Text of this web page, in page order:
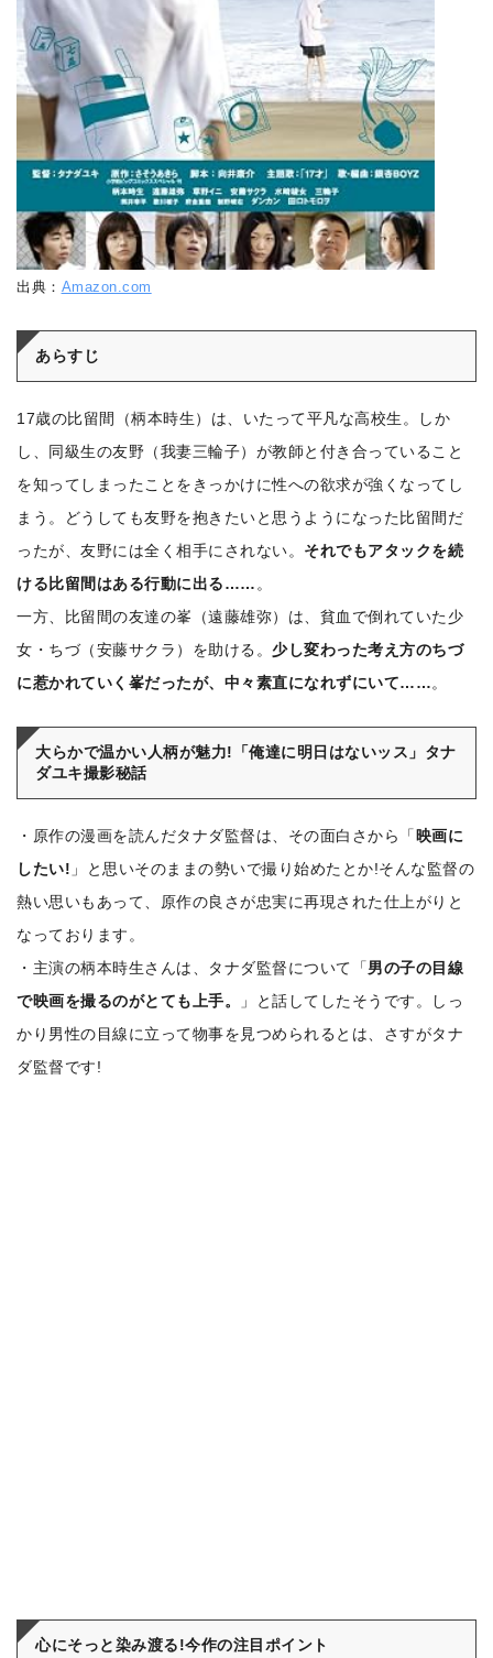
出典： Amazon.com
あらすじ
17歳の比留間（柄本時生）は、いたって平凡な高校生。しか
し、同級生の友野（我妻三輪子）が教師と付き合っていること
を知ってしまったことをきっかけに性への欲求が強くなってし
まう。どうしても友野を抱きたいと思うようになった比留間だ
ったが、友野には全く相手にされない。 それでもアタックを続
ける比留間はある行動に出る…… 。
一方、比留間の友達の峯（遠藤雄弥）は、貧血で倒れていた少
女・ちづ（安藤サクラ）を助ける。少し変わった考え方のちづ
に惹かれていく峯だったが、中々素直になれずにいて……。
大らかで温かい人柄が魅力!「俺達に明日はないッス」タナ
ダユキ撮影秘話
・原作の漫画を読んだタナダ監督は、その面白さから「 映画に
したい! 」と思いそのままの勢いで撮り始めたとか!そんな監督の
熱い思いもあって、原作の良さが忠実に再現された仕上がりと
なっております。
・主演の柄本時生さんは、タナダ監督について「男の子の目線
で映画を撮るのがとても上手。
」と話してしたそうです。しっ
かり男性の目線に立って物事を見つめられるとは、さすがタナ
ダ監督です!
心にそっと染み渡る!今作の注目ポイント